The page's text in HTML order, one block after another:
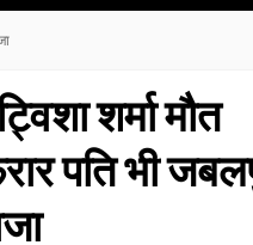
शर्मा मौत
पति भी